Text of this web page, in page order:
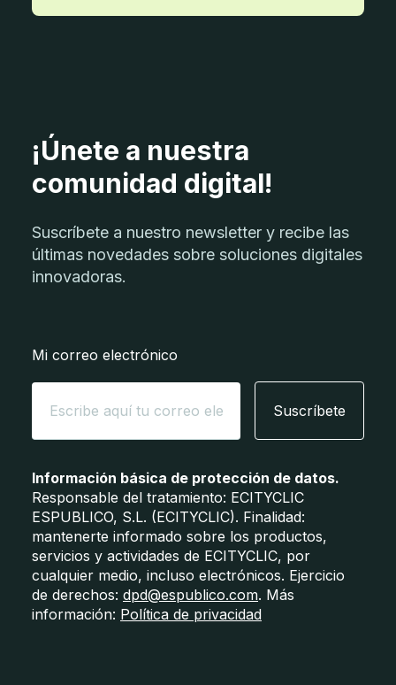
¡Únete a nuestra
comunidad digital!
Suscríbete a nuestro newsletter y recibe las
últimas novedades sobre soluciones digitales
innovadoras.
Mi correo electrónico
Suscríbete
Información básica de protección de datos.
Responsable del tratamiento: ECITYCLIC
ESPUBLICO, S.L. (ECITYCLIC). Finalidad:
mantenerte informado sobre los productos,
servicios y actividades de ECITYCLIC, por
cualquier medio, incluso electrónicos. Ejercicio
de derechos: dpd@espublico.com. Más
información: Política de privacidad